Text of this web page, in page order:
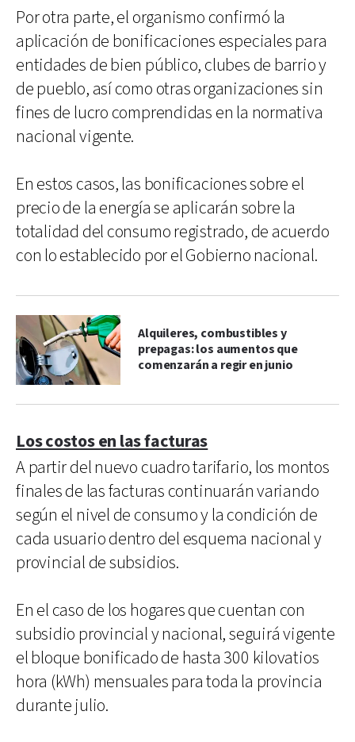
Por otra parte, el organismo confirmó la
aplicación de bonificaciones especiales para
entidades de bien público, clubes de barrio y
de pueblo, así como otras organizaciones sin
fines de lucro comprendidas en la normativa
nacional vigente.
En estos casos, las bonificaciones sobre el
precio de la energía se aplicarán sobre la
totalidad del consumo registrado, de acuerdo
con lo establecido por el Gobierno nacional.
Alquileres, combustibles y
prepagas: los aumentos que
comenzarán a regir en junio
Los costos en las facturas
A partir del nuevo cuadro tarifario, los montos
finales de las facturas continuarán variando
según el nivel de consumo y la condición de
cada usuario dentro del esquema nacional y
provincial de subsidios.
En el caso de los hogares que cuentan con
subsidio provincial y nacional, seguirá vigente
el bloque bonificado de hasta 300 kilovatios
hora (kWh) mensuales para toda la provincia
durante julio.